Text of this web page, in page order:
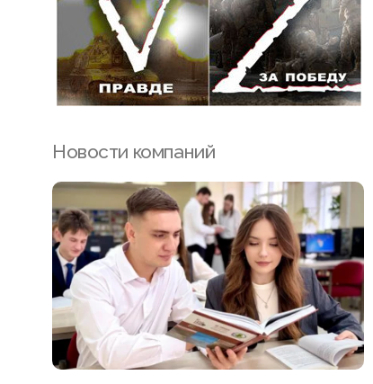
Новости компаний